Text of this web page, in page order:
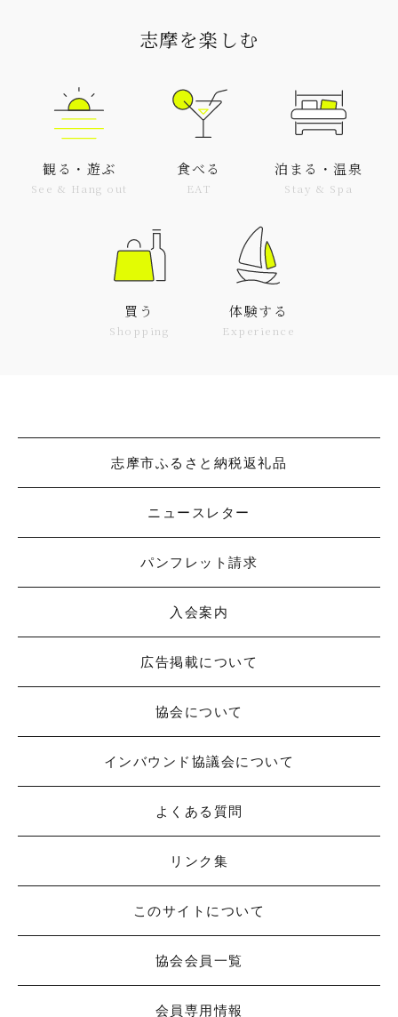
志摩を楽しむ
観る・遊ぶ
See & Hang out
食べる
EAT
泊まる・温泉
Stay & Spa
買う
Shopping
体験する
Experience
志摩市ふるさと納税返礼品
ニュースレター
パンフレット請求
入会案内
広告掲載について
協会について
インバウンド協議会について
よくある質問
リンク集
このサイトについて
協会会員一覧
会員専用情報